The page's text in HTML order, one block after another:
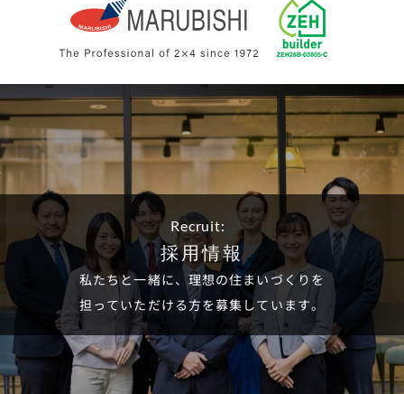
Recruit:
採用情報
私たちと一緒に、理想の住まいづくりを
担っていただける方を募集しています。